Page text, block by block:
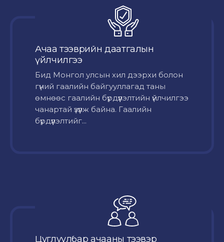
Ачаа тээврийн даатгалын
үйлчилгээ
Бид Монгол улсын хил дээрхи болон
гүний гаалийн байгууллагад таны
өмнөөс гаалийн бүрдүүлэлтийн үйлчилгээ
чанартай үзүүлж байна. Гаалийн
бүрдүүлэлтийг...
Цуглуулбар ачааны тээвэр